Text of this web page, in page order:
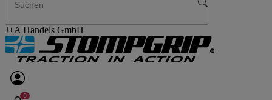
J+A Handels GmbH
0